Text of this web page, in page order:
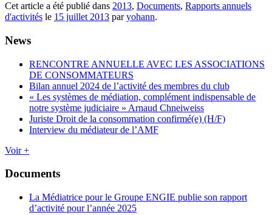
Cet article a été publié dans 2013, Documents, Rapports annuels
d'activités le 15 juillet 2013 paryohann.
News
RENCONTRE ANNUELLE AVEC LES ASSOCIATIONS
DE CONSOMMATEURS
Bilan annuel 2024 de l’activité des membres du club
« Les systèmes de médiation, complément indispensable de
notre système judiciaire » Arnaud Chneiweiss
Juriste Droit de la consommation confirmé(e) (H/F)
Interview du médiateur de l’AMF
Voir +
Documents
La Médiatrice pour le Groupe ENGIE publie son rapport
d’activité pour l’année 2025